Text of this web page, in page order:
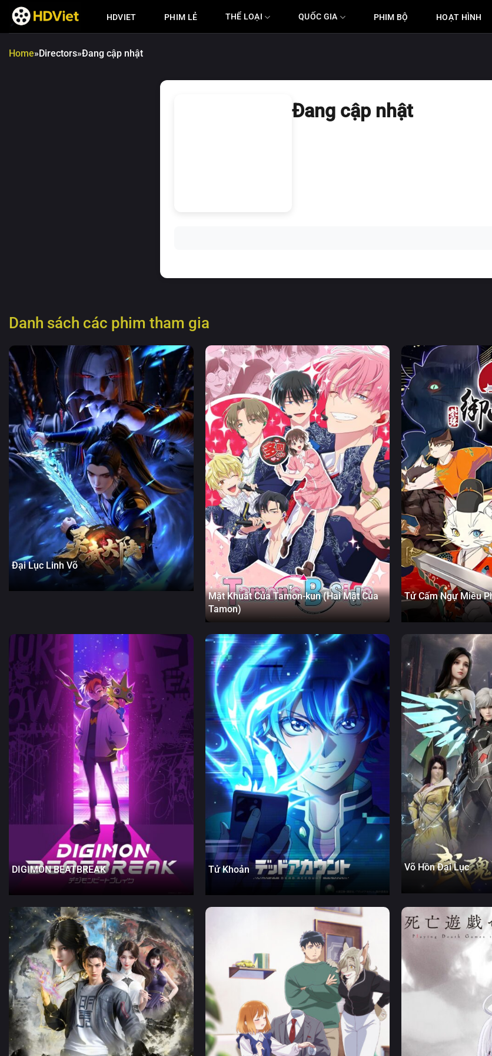
Chuyển
đến
nội
dung
HDVIET PHIM LẺ THỂ LOẠI QUỐC GIA PHIM BỘ HOẠT HÌNH
Home»Directors»Đang cập nhật
Đang cập nhật
Danh sách các phim tham gia
Đại Lục Linh Võ
Mặt Khuất Của Tamon-kun (Hai Mặt Của
Tamon)
Tử Cấm Ngự Miêu
DIGIMON BEATBREAK Tử Khoản Võ Hồn Đại Lục